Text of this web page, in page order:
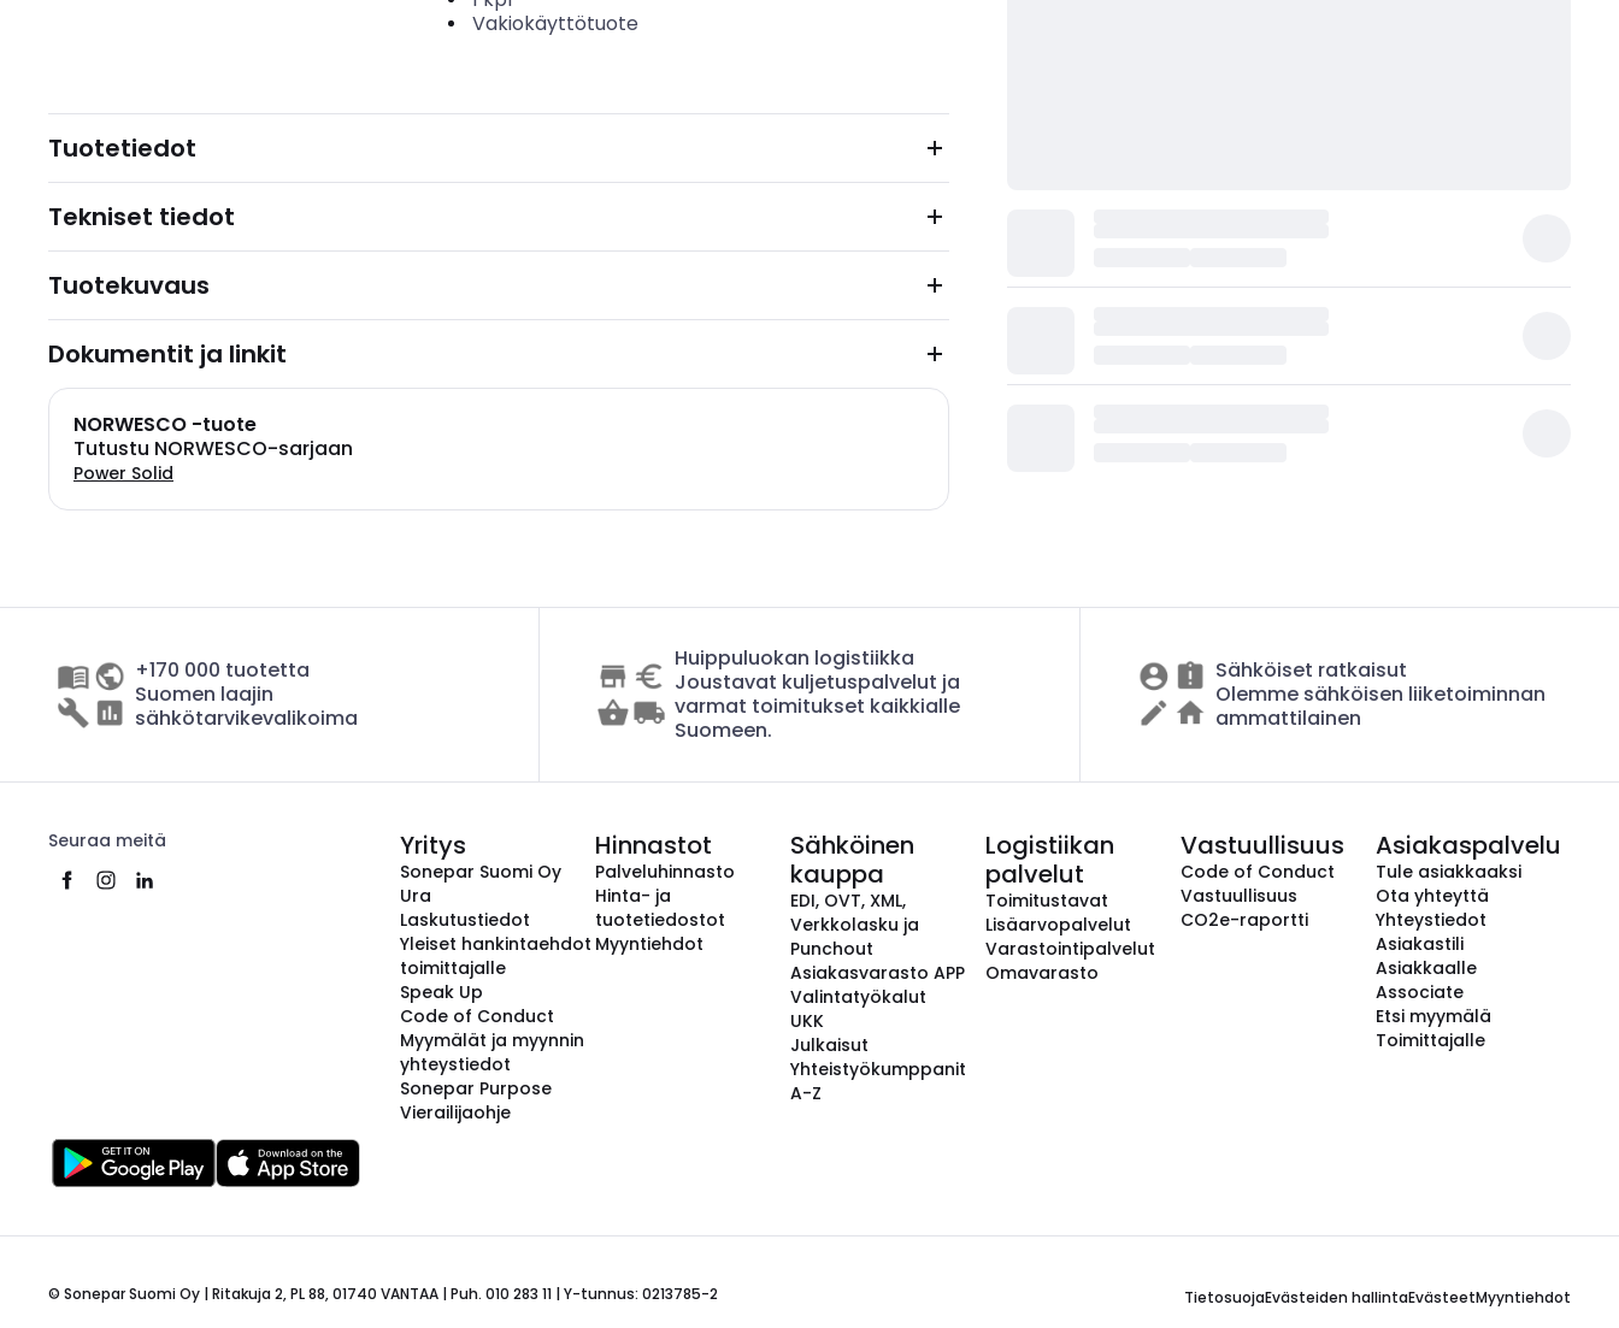
Vakiokäyttötuote
Tuotetiedot
Tekniset tiedot
Tuotekuvaus
Dokumentit ja linkit
NORWESCO -tuote
Tutustu NORWESCO-sarjaan
Power Solid
+170 000 tuotetta
Suomen laajin
sähkötarvikevalikoima
Huippuluokan logistiikka
Joustavat kuljetuspalvelut ja
varmat toimitukset kaikkialle
Suomeen.
Sähköiset ratkaisut
Olemme sähköisen liiketoiminnan
ammattilainen
Seuraa meitä Yritys
Sonepar Suomi Oy
Ura
Laskutustiedot
Yleiset hankintaehdot
toimittajalle
Speak Up
Code of Conduct
Myymälät ja myynnin
yhteystiedot
Sonepar Purpose
Vierailijaohje
Hinnastot
Palveluhinnasto
Hinta- ja
tuotetiedostot
Myyntiehdot
Sähköinen
kauppa
EDI, OVT, XML,
Verkkolasku ja
Punchout
Asiakasvarasto APP
Valintatyökalut
UKK
Julkaisut
Yhteistyökumppanit
A-Z
Logistiikan
palvelut
Toimitustavat
Lisäarvopalvelut
Varastointipalvelut
Omavarasto
Vastuullisuus
Code of Conduct
Vastuullisuus
CO2e-raportti
Asiakaspalvelu
Tule asiakkaaksi
Ota yhteyttä
Yhteystiedot
Asiakastili
Asiakkaalle
Associate
Etsi myymälä
Toimittajalle
© Sonepar Suomi Oy | Ritakuja 2, PL 88, 01740 VANTAA | Puh. 010 283 11 | Y-tunnus: 0213785-2 TietosuojaEvästeiden hallintaEvästeetMyyntiehdot